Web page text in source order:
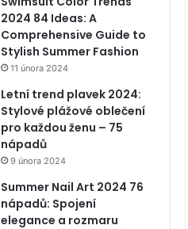
2024 84 Ideas: A
Comprehensive Guide to
Stylish Summer Fashion
11 února 2024
Letní trend plavek 2024:
Stylové plážové oblečení
pro každou ženu – 75
nápadů
9 února 2024
Summer Nail Art 2024 76
nápadů: Spojení
elegance a rozmaru